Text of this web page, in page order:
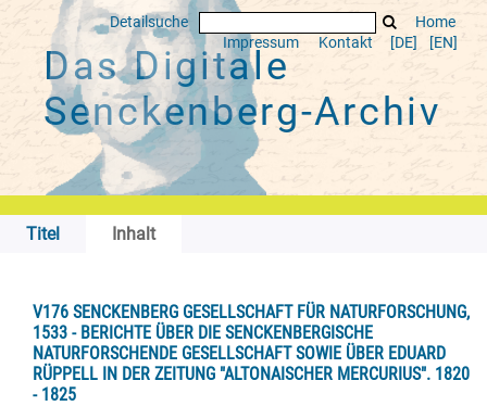
Detailsuche
Home
Impressum
Kontakt [DE] [EN]
Das Digitale
Senckenberg-Archiv
Titel Inhalt
V176 SENCKENBERG GESELLSCHAFT FÜR NATURFORSCHUNG,
1533 - BERICHTE ÜBER DIE SENCKENBERGISCHE
NATURFORSCHENDE GESELLSCHAFT SOWIE ÜBER EDUARD
RÜPPELL IN DER ZEITUNG "ALTONAISCHER MERCURIUS". 1820
- 1825